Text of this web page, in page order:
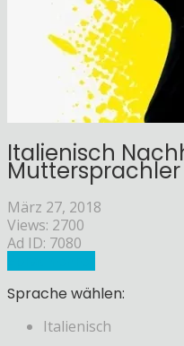
Italienisch
März 27, 2018
Views: 2700
Ad ID: 7080
Sprache wählen:
Italienisch